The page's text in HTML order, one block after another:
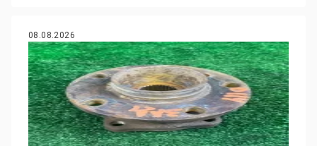
08.08.2026